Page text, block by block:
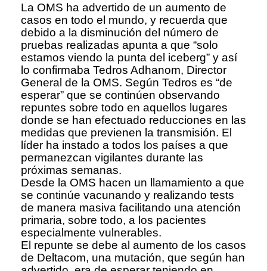
La OMS ha advertido de un aumento de
casos en todo el mundo, y recuerda que
debido a la disminución del número de
pruebas realizadas apunta a que “solo
estamos viendo la punta del iceberg” y así
lo confirmaba Tedros Adhanom, Director
General de la OMS. Según Tedros es “de
esperar” que se continúen observando
repuntes sobre todo en aquellos lugares
donde se han efectuado reducciones en las
medidas que previenen la transmisión. El
líder ha instado a todos los países a que
permanezcan vigilantes durante las
próximas semanas.
Desde la OMS hacen un llamamiento a que
se continúe vacunando y realizando tests
de manera masiva facilitando una atención
primaria, sobre todo, a los pacientes
especialmente vulnerables.
El repunte se debe al aumento de los casos
de Deltacom, una mutación, que según han